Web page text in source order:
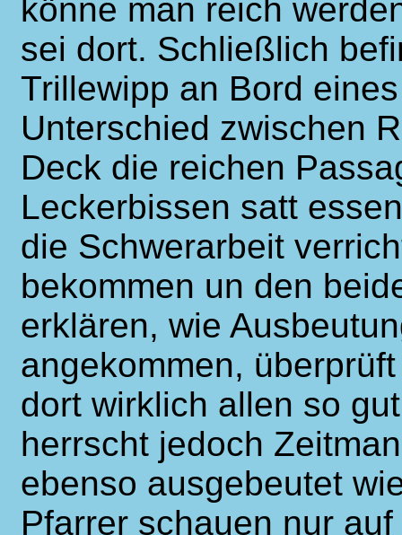
könne man reich
sei dort. Schließlich
Trillewipp an Bord
Unterschied zwischen
Deck die reichen
Leckerbissen satt
die Schwerarbeit
bekommen un den
erklären, wie
angekommen,
dort wirklich allen so
herrscht jedoch
ebenso ausgebeutet
Pfarrer schauen nur